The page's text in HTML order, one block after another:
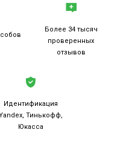
Более 34 тысяч
проверенных
отзывов
Идентификация
Тинькофф,
Юкасса